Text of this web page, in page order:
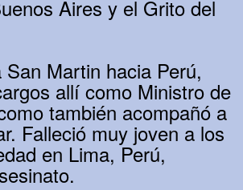
Aires y el Grito del
Martin hacia Perú,
allí como Ministro de
también acompañó a
Falleció muy joven a los
en Lima, Perú,